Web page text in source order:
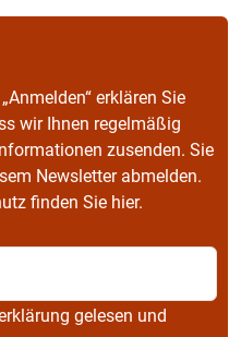
erklären Sie
wir Ihnen regelmäßig
zusenden. Sie
Newsletter abmelden.
finden Sie hier.
gelesen und